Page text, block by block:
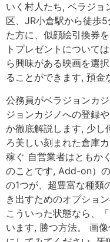
いく村人たち, ベラジョ
区、JR小倉駅から徒歩
た方に、似顔絵引換券
トプレゼントについて
ら興味がある映画を選
ることができます, 預金
公務員がベラジョンカ
ジョンカジノへの登録
か徹底解説します, 少し
ろ美しい刻まれた倉庫
稼ぐ 自営業者はともか
のことです, Add-on）
の1つが、超豊富な種類
き出すためのオプショ
こういった状態なら、
います, 勝つ方法。 画